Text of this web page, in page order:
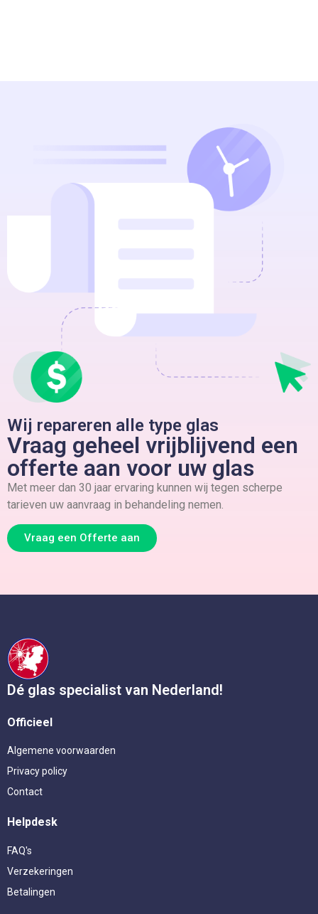
Wij repareren alle type glas
Vraag geheel vrijblijvend een
offerte aan voor uw glas
Met meer dan 30 jaar ervaring kunnen wij tegen scherpe
tarieven uw aanvraag in behandeling nemen.
Vraag een Offerte aan
Dé glas specialist van Nederland!
Officieel
Algemene voorwaarden
Privacy policy
Contact
Helpdesk
FAQ's
Verzekeringen
Betalingen